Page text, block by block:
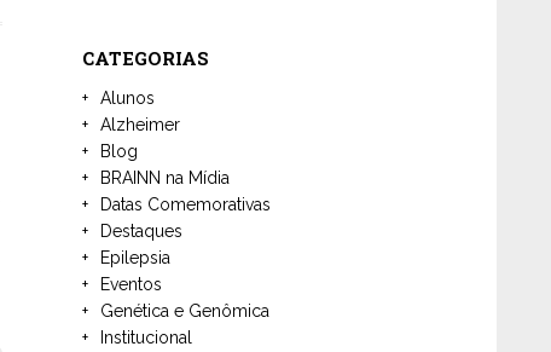
CATEGORIAS
Alunos
Alzheimer
Blog
BRAINN na Mídia
Datas Comemorativas
Destaques
Epilepsia
Eventos
Genética e Genômica
Institucional